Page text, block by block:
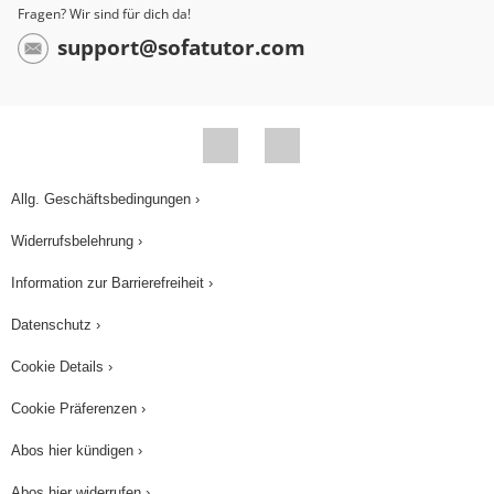
in Ruhe macht und sich das einmal überlegt. Ich
schreibe da nämlich einfach auf: Ca, das ist
ich dann so NO3, und da ich 2 von der Sorte
habe und sie in einem Molekül fest verankert
sind, setze ich diese in Klammern und schreibe 2
das. Kalziumhydroxid und Salpetersäure
reagieren zu Kalziumnitrat und Wasser. Ca(OH)2
+ 2HNO3 reagieren zu Ca(NO3)2 + 2H2O.
Wir nehmen die Base Aluminiumhydroxid,
Al(OH)3 und diese Base soll reagieren mit
Fragen? Wir sind für dich da!
support@sofatutor.com
Allg. Geschäftsbedingungen ›
Widerrufsbelehrung ›
Information zur Barrierefreiheit ›
Datenschutz ›
Cookie Details ›
Cookie Präferenzen ›
Abos hier kündigen ›